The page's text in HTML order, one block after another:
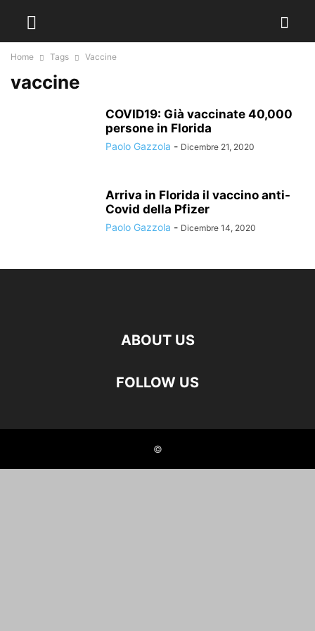
Home Tags Vaccine
vaccine
COVID19: Già vaccinate 40,000
persone in Florida
Paolo Gazzola - Dicembre 21, 2020
Arriva in Florida il vaccino anti-
Covid della Pfizer
Paolo Gazzola - Dicembre 14, 2020
ABOUT US
FOLLOW US
©